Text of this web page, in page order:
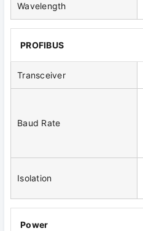
Wavelength
PROFIBUS
Transceiver
Baud Rate
Isolation
Power